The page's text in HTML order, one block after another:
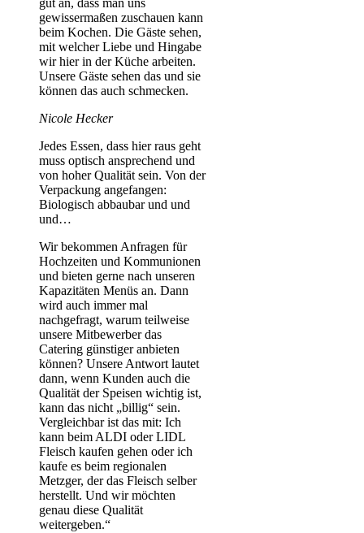
gut an, dass man uns
gewissermaßen zuschauen kann
beim Kochen. Die Gäste sehen,
mit welcher Liebe und Hingabe
wir hier in der Küche arbeiten.
Unsere Gäste sehen das und sie
können das auch schmecken.
Nicole Hecker
Jedes Essen, dass hier raus geht
muss optisch ansprechend und
von hoher Qualität sein. Von der
Verpackung angefangen:
Biologisch abbaubar und und
und…
Wir bekommen Anfragen für
Hochzeiten und Kommunionen
und bieten gerne nach unseren
Kapazitäten Menüs an. Dann
wird auch immer mal
nachgefragt, warum teilweise
unsere Mitbewerber das
Catering günstiger anbieten
können? Unsere Antwort lautet
dann, wenn Kunden auch die
Qualität der Speisen wichtig ist,
kann das nicht „billig“ sein.
Vergleichbar ist das mit: Ich
kann beim ALDI oder LIDL
Fleisch kaufen gehen oder ich
kaufe es beim regionalen
Metzger, der das Fleisch selber
herstellt. Und wir möchten
genau diese Qualität
weitergeben.“